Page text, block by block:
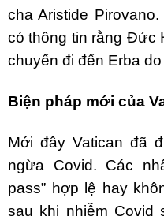
cha Aristide
có thông tin rằng Đức
chuyến đi đến Erba
Biện pháp mới của
Mới đây Vatican đã
ngừa Covid. Các
pass” hợp lệ hay
sau khi nhiễm Covid